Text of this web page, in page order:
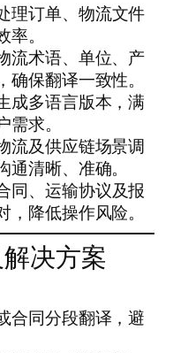
理订单、物流文件
。
流术语、单位、产
保翻译一致性。
成多语言版本，满
求。
流及供应链场景调
清晰、准确。
同、运输协议及报
降低操作风险。
决方案
合同分段翻译，避